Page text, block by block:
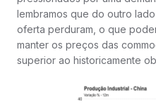
lembramos que do outro
oferta perduram, o que
manter os preços das
superior ao historicamente